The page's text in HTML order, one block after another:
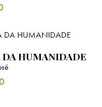
DA HUMANIDADE